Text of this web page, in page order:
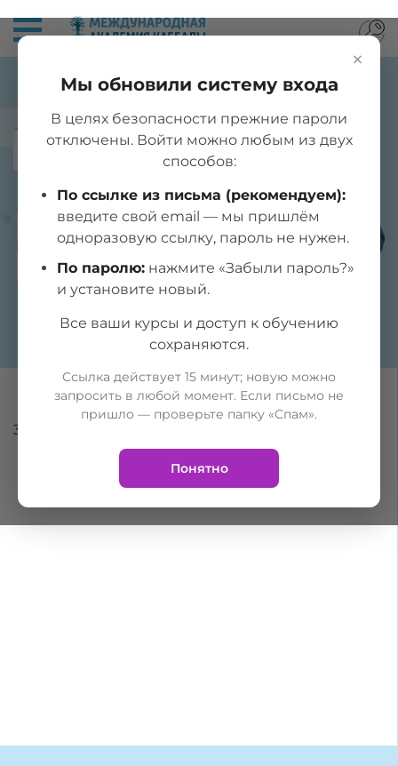
ИСТОРИЯ
КАББАЛЫ
34 МИНИ-ЛЕКЦИИ
×
Мы обновили систему входа
В целях безопасности прежние пароли
отключены. Войти можно любым из двух
способов:
По ссылке из письма (рекомендуем):
введите свой email — мы пришлём
одноразовую ссылку, пароль не нужен.
По паролю: нажмите «Забыли пароль?»
и установите новый.
Все ваши курсы и доступ к обучению
сохраняются.
Ссылка действует 15 минут; новую можно
запросить в любой момент. Если письмо не
пришло — проверьте папку «Спам».
Понятно